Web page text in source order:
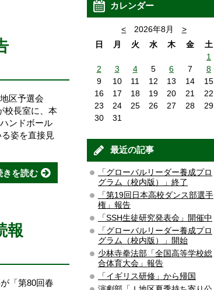
区予選会
校長室に、本
ンドボール
姿を直接見
きを読む
報
「第80回春
カレンダー
< 2026年8月
>
日
月 火 水 木 金
土
1
2
3 4 5 6 7
8
9
10 11 12 13 14
15
16
17 18 19 20 21
22
23
24 25 26 27 28
29
30
31
最近の記事
「グローバルリーダー養成プロ
グラム（校内版）」終了
「第19回日本高校ダンス部選手
権」報告
「SSH生徒研究発表会」開催中
「グローバルリーダー養成プロ
グラム（校内版）」開始
少林寺拳法部「全国高等学校総
合体育大会」報告
「イギリス研修」から帰国